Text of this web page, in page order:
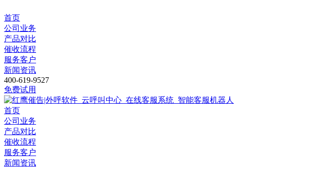
首页
公司业务
产品对比
催收流程
服务客户
新闻资讯
400-619-9527
免费试用
首页
公司业务
产品对比
催收流程
服务客户
新闻资讯